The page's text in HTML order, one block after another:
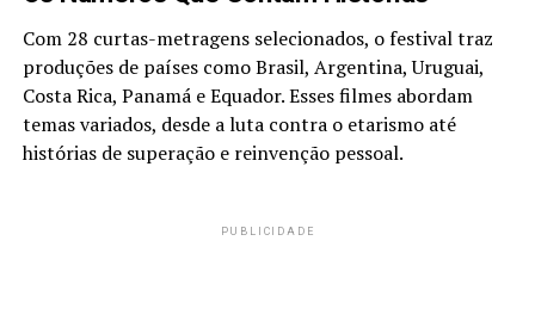
Com 28 curtas-metragens selecionados, o festival traz
produções de países como Brasil, Argentina, Uruguai,
Costa Rica, Panamá e Equador. Esses filmes abordam
temas variados, desde a luta contra o etarismo até
histórias de superação e reinvenção pessoal.
PUBLICIDADE